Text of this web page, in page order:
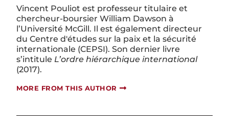
Vincent Pouliot est professeur titulaire et
chercheur-boursier William Dawson à
l’Université McGill. Il est également directeur
du Centre d'études sur la paix et la sécurité
internationale (CEPSI). Son dernier livre
s’intitule L’ordre hiérarchique international
(2017).
MORE FROM THIS AUTHOR